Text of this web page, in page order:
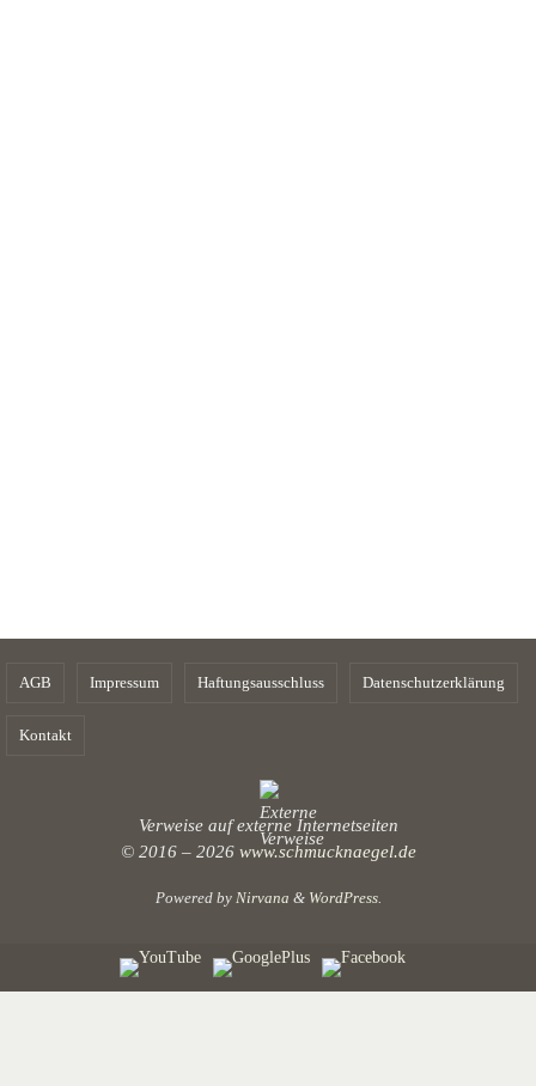
AGB Impressum Haftungsausschluss Datenschutzerklärung
Kontakt
Verweise auf externe Internetseiten
© 2016 – 2026 www.schmucknaegel.de
Powered by Nirvana & WordPress.